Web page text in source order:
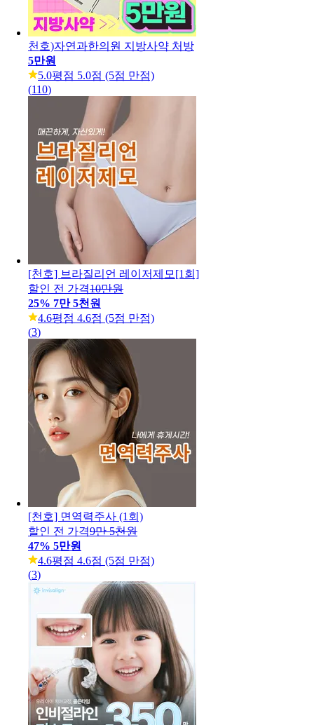
천호)자연과한의원 지방사약 처방
5만원
5.0평점 5.0점 (5점 만점)
(110)
[천호] 브라질리언 레이저제모[1회]
할인 전 가격10만원
25% 7만 5천원
4.6평점 4.6점 (5점 만점)
(3)
[천호] 면역력주사 (1회)
할인 전 가격9만 5천원
47% 5만원
4.6평점 4.6점 (5점 만점)
(3)